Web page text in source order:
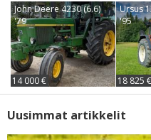
John Deere 4230 (6.6)
'79
14 000 €
Ursus
'95
18 825 €
Uusimmat artikkelit